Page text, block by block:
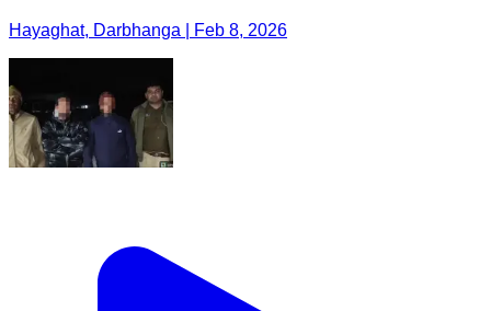
Hayaghat, Darbhanga | Feb 8, 2026